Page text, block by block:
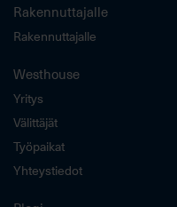
Rakennuttajalle
Rakennuttajalle
Westhouse
Yritys
Välittäjät
Työpaikat
Yhteystiedot